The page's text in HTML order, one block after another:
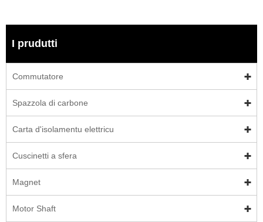
I prudutti
Commutatore
Spazzola di carbone
Carta d'isolamentu elettricu
Cuscinetti a sfera
Magnet
Motor Shaft